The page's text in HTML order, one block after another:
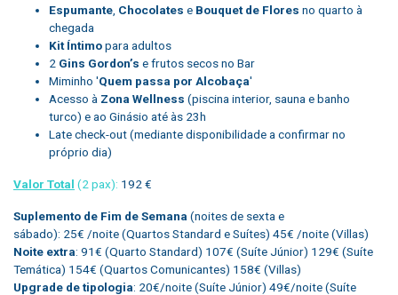
Espumante Chocolates e Bouquet de Flores no quarto à
chegada
Kit Íntimopara adultos
2 Gins Gordon’s e frutos secos no Bar
Miminho 'Quem passa por Alcobaça'
Acesso à Zona Wellness (piscina interior, sauna e banho
turco) e ao Ginásio até às 23h
Late check-out (mediante disponibilidade a confirmar no
próprio dia)
Valor Total (2 pax): 192 €
Suplemento de Fim de Semana (noites de sexta e
sábado): 25€ /noite (Quartos Standard e Suítes) 45€ /noite (Villas)
Noite extra: 91€ (Quarto Standard) 107€ (Suíte Júnior) 129€ (Suíte
Temática) 154€ (Quartos Comunicantes) 158€ (Villas)
Upgrade de tipologia: 20€/noite (Suíte Júnior) 49€/noite (Suíte